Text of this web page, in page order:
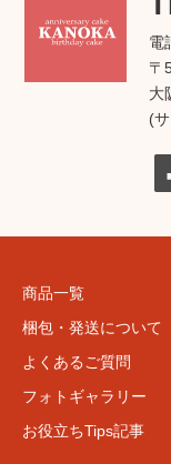
電
〒
大
(
商品一覧
梱包・発送について
よくあるご質問
フォトギャラリー
お役立ちTips記事